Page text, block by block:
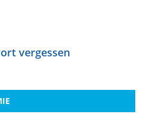
vergessen